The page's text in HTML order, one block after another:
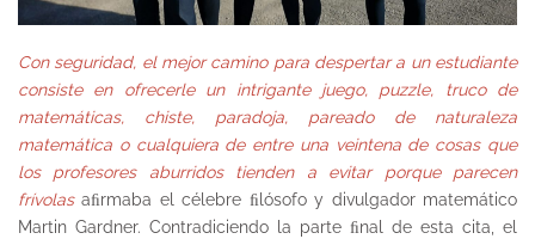
Con seguridad, el mejor camino para despertar a un estudiante
consiste en ofrecerle un intrigante juego, puzzle, truco de
matemáticas, chiste, paradoja, pareado de naturaleza
matemática o cualquiera de entre una veintena de cosas que
los profesores aburridos tienden a evitar porque parecen
frívolasaﬁrmaba el célebre ﬁlósofo y divulgador matemático
Martin Gardner. Contradiciendo la parte ﬁnal de esta cita, el